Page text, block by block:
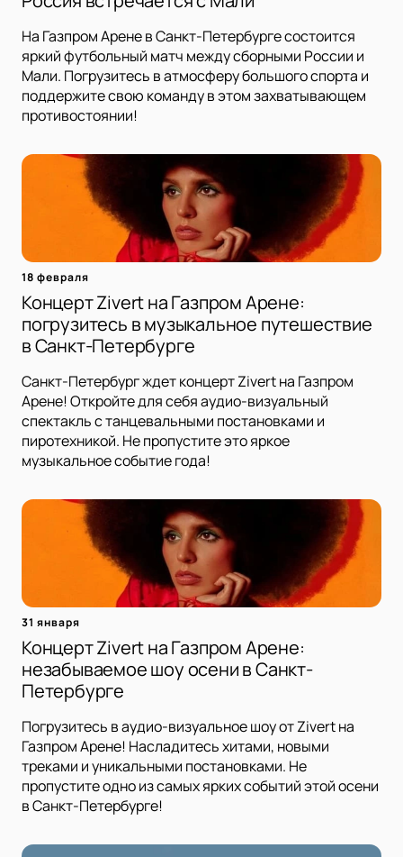
На Газпром Арене в Санкт-Петербурге состоится
яркий футбольный матч между сборными России и
Мали. Погрузитесь в атмосферу большого спорта и
поддержите свою команду в этом захватывающем
противостоянии!
18 февраля
Концерт Zivert на Газпром Арене:
погрузитесь в музыкальное путешествие
в Санкт-Петербурге
Санкт-Петербург ждет концерт Zivert на Газпром
Арене! Откройте для себя аудио-визуальный
спектакль с танцевальными постановками и
пиротехникой. Не пропустите это яркое
музыкальное событие года!
31 января
Концерт Zivert на Газпром Арене:
незабываемое шоу осени в Санкт-
Петербурге
Погрузитесь в аудио-визуальное шоу от Zivert на
Газпром Арене! Насладитесь хитами, новыми
треками и уникальными постановками. Не
пропустите одно из самых ярких событий этой осени
в Санкт-Петербурге!